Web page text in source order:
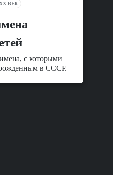
XX ВЕК
с которыми
в СССР.